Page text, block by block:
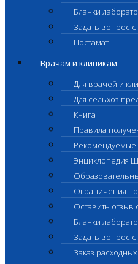
Бланки
Задать вопрос
Постамат
Врачам и клиникам
Для врачей и
Для сельхоз
Книга
Правила
Рекомендуемые
Энциклопедия
Ограничения
Оставить отзыв
Бланки
Задать вопрос
Заказ